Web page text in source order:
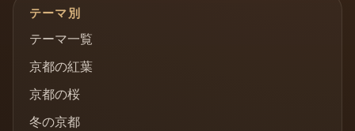
テーマ別
テーマ一覧
京都の紅葉
京都の桜
冬の京都